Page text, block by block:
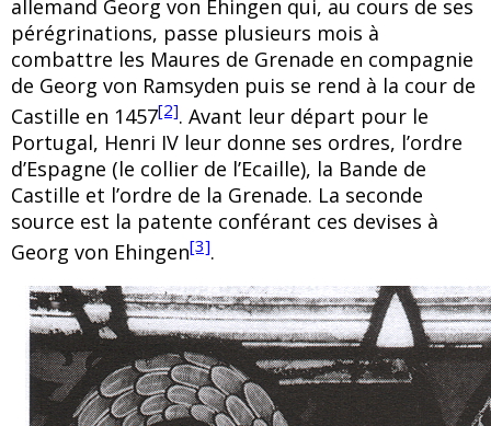
allemand Georg von Ehingen qui, au cours de ses
pérégrinations, passe plusieurs mois à
combattre les Maures de Grenade en compagnie
de Georg von Ramsyden puis se rend à la cour de
Castille en 1457[2]. Avant leur départ pour le
Portugal, Henri IV leur donne ses ordres, l’ordre
d’Espagne (le collier de l’Ecaille), la Bande de
Castille et l’ordre de la Grenade. La seconde
source est la patente conférant ces devises à
Georg von Ehingen[3].